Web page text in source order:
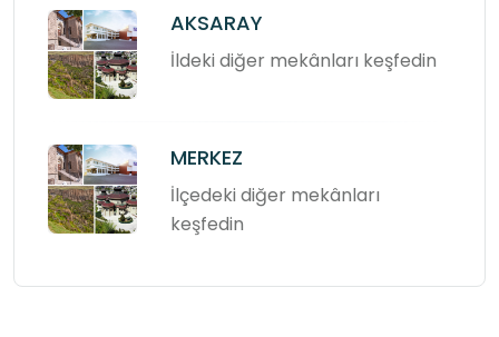
AKSARAY
İldeki diğer mekânları keşfedin
MERKEZ
İlçedeki diğer mekânları
keşfedin